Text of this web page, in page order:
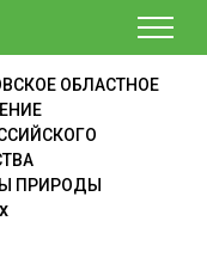
ОБЛАСТНОЕ
ПРИРОДЫ